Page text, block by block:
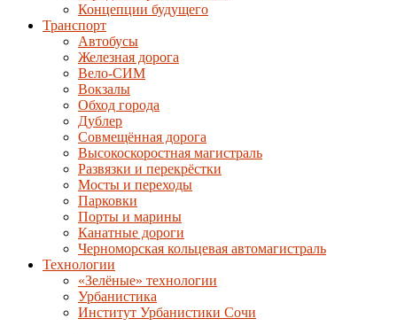
Концепции будущего
Транспорт
Автобусы
Железная дорога
Вело-СИМ
Вокзалы
Обход города
Дублер
Совмещённая дорога
Высокоскоростная магистраль
Развязки и перекрёстки
Мосты и переходы
Парковки
Порты и марины
Канатные дороги
Черноморская кольцевая автомагистраль
Технологии
«Зелёные» технологии
Урбанистика
Институт Урбанистики Сочи